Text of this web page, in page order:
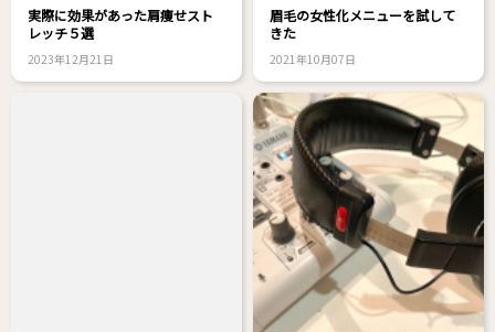
実際に効果があった肩痩せスト
レッチ５選
2023年12月21日
眉毛の女性化メニューを試して
きた
2021年10月07日